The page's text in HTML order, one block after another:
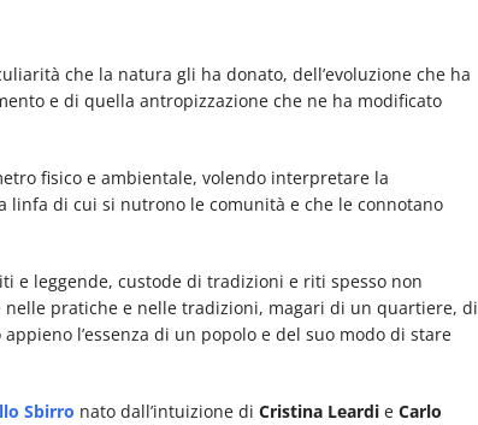
che la natura gli ha donato, dell’evoluzione che ha
e di quella antropizzazione che ne ha modificato
fisico e ambientale, volendo interpretare la
di cui si nutrono le comunità e che le connotano
e leggende, custode di tradizioni e riti spesso non
pratiche e nelle tradizioni, magari di un quartiere, di
l’essenza di un popolo e del suo modo di stare
Sbirro nato dall’intuizione di Cristina Leardi e Carlo